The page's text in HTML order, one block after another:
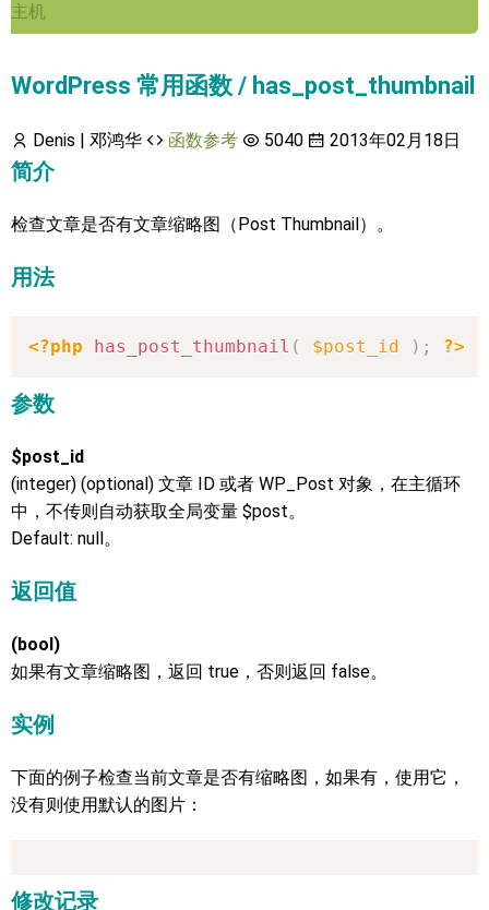
主机
WordPress 常用函数 / has_post_thumbnail
Denis | 邓鸿华 函数参考 5040 2013年02月18日
简介
检查文章是否有文章缩略图（Post Thumbnail）。
用法
<?php has_post_thumbnail ( $post_id ) ; ?>
参数
$post_id
(integer) (optional) 文章 ID 或者 WP_Post 对象，在主循环
中，不传则自动获取全局变量 $post。
Default: null。
返回值
(bool)
如果有文章缩略图，返回 true，否则返回 false。
实例
下面的例子检查当前文章是否有缩略图，如果有，使用它，
没有则使用默认的图片：
修改记录